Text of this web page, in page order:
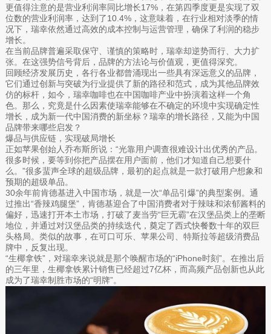
更值得注意的是营业利润率同比增长17%，在第四季度更是实现了双
位数的营业利润率，达到了10.4%，这意味着，在行业相对淡季的情
况下，瑞幸依然通过高效的成本控制与运营管理，确保了利润的稳步
增长。
在当前品牌普遍采取保守、谨慎的策略时，瑞幸却逆势而行、大力扩
张。在这强势信号背后，品牌的方法论与价值观，更值得深究。
回顾经济发展历史，各行各业都曾涌现出一些具有深远意义的品牌，
它们通过创新与突破为行业提供了新的路径和范式，成为其他品牌效
仿的标杆，如今，瑞幸咖啡也在中国咖啡产业中扮演着这样一个角
色。那么，究竟是什么因素使瑞幸能够在不确定的环境中实现确定性
增长，成为新一代中国消费的新坐标？瑞幸的增长路径，又能为中国
品牌带来哪些启发？
爆品与供应链，实现破局增长
正如苹果创始人乔布斯所说：“光靠用户调查很难设计出优秀的产品。
很多时候，要等到你把产品摆在用户面前，他们才知道自己想要什
么。”很多蜚声全球的超级品牌，最初的起点就是一款打破用户想象和
预期的超级单品。
30余年前肯德基进入中国市场，就是一次“单品引爆”的典型案例。通
过推出“香辣鸡腿堡”，肯德基迎合了中国消费者对于辣味和浓郁酱料的
偏好，迅速打开本土市场，打破了麦当劳“巨无霸”在汉堡品类上的垄断
地位，并通过对汉堡品类的持续迭代，奠定了西式快餐数十年的双巨
头格局。类似的故事，在可口可乐、苹果公司、特斯拉等超级消费品
牌中，反复出现。
“生椰拿铁”，对瑞幸来说就是那个唤醒市场的“iPhone时刻”。在推出后
的三年里，生椰拿铁累计销售已经超过7亿杯，而高频产品创新也从此
成为了瑞幸制胜市场的“明牌”。